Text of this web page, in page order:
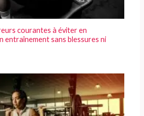
courantes à éviter en
entraînement sans blessures ni